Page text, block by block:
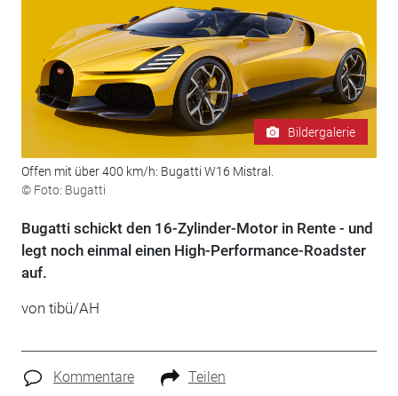
Bildergalerie
Offen mit über 400 km/h: Bugatti W16 Mistral.
© Foto: Bugatti
Bugatti schickt den 16-Zylinder-Motor in Rente - und
legt noch einmal einen High-Performance-Roadster
auf.
von tibü/AH
Kommentare Teilen